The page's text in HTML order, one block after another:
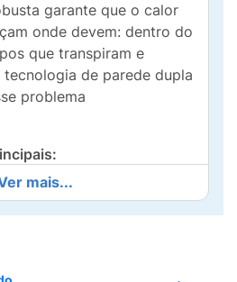
garante que o calor
onde devem: dentro do
que transpiram e
tecnologia de parede dupla
problema
Design moderno
neutros que combinam
mais...